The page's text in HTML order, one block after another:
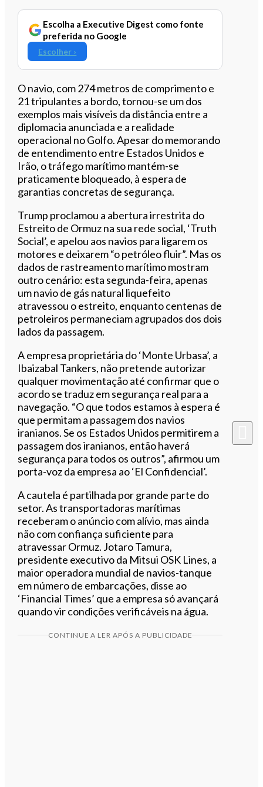
Escolha a Executive Digest como fonte
preferida no Google
Escolher ›
O navio, com 274 metros de comprimento e
21 tripulantes a bordo, tornou-se um dos
exemplos mais visíveis da distância entre a
diplomacia anunciada e a realidade
operacional no Golfo. Apesar do memorando
de entendimento entre Estados Unidos e
Irão, o tráfego marítimo mantém-se
praticamente bloqueado, à espera de
garantias concretas de segurança.
Trump proclamou a abertura irrestrita do
Estreito de Ormuz na sua rede social, ‘Truth
Social’, e apelou aos navios para ligarem os
motores e deixarem “o petróleo fluir”. Mas os
dados de rastreamento marítimo mostram
outro cenário: esta segunda-feira, apenas
um navio de gás natural liquefeito
atravessou o estreito, enquanto centenas de
petroleiros permaneciam agrupados dos dois
lados da passagem.
A empresa proprietária do ‘Monte Urbasa’, a
Ibaizabal Tankers, não pretende autorizar
qualquer movimentação até confirmar que o
acordo se traduz em segurança real para a
navegação. “O que todos estamos à espera é
que permitam a passagem dos navios
iranianos. Se os Estados Unidos permitirem a
passagem dos iranianos, então haverá
segurança para todos os outros”, afirmou um
porta-voz da empresa ao ‘El Confidencial’.
A cautela é partilhada por grande parte do
setor. As transportadoras marítimas
receberam o anúncio com alívio, mas ainda
não com confiança suficiente para
atravessar Ormuz. Jotaro Tamura,
presidente executivo da Mitsui OSK Lines, a
maior operadora mundial de navios-tanque
em número de embarcações, disse ao
‘Financial Times’ que a empresa só avançará
quando vir condições verificáveis na água.
CONTINUE A LER APÓS A PUBLICIDADE